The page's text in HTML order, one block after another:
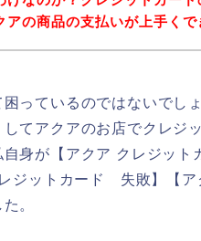
アの商品の支払いが上手くで
っているのではないでし
てアクアのお店でクレジ
身が【アクア クレジット
ジットカード 失敗】【ア
。